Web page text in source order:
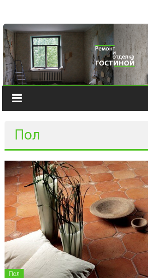
Пол
Пол